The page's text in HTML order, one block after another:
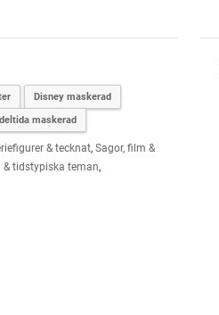
Disney maskerad
maskerad
& tecknat, Sagor, film &
tidstypiska teman,